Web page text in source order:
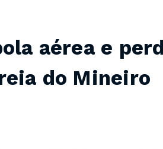
aérea e
do Mineiro